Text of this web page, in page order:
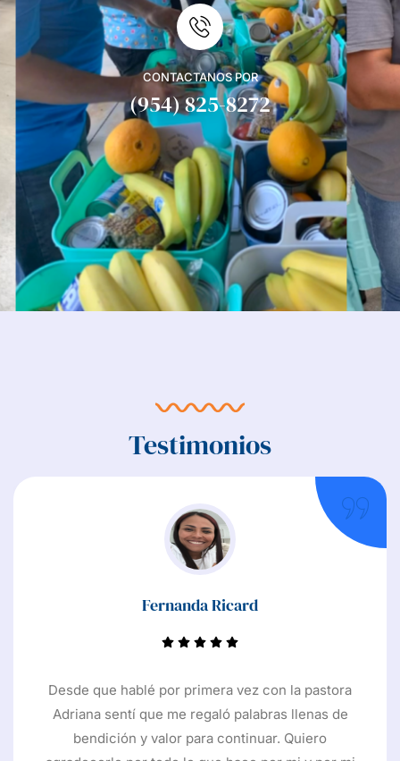
CONTACTANOS POR
(954) 825-8272
Testimonios
la que he deseado
una familia. Los
Desde que hablé por
Adriana sentí que me
bendición y valor para